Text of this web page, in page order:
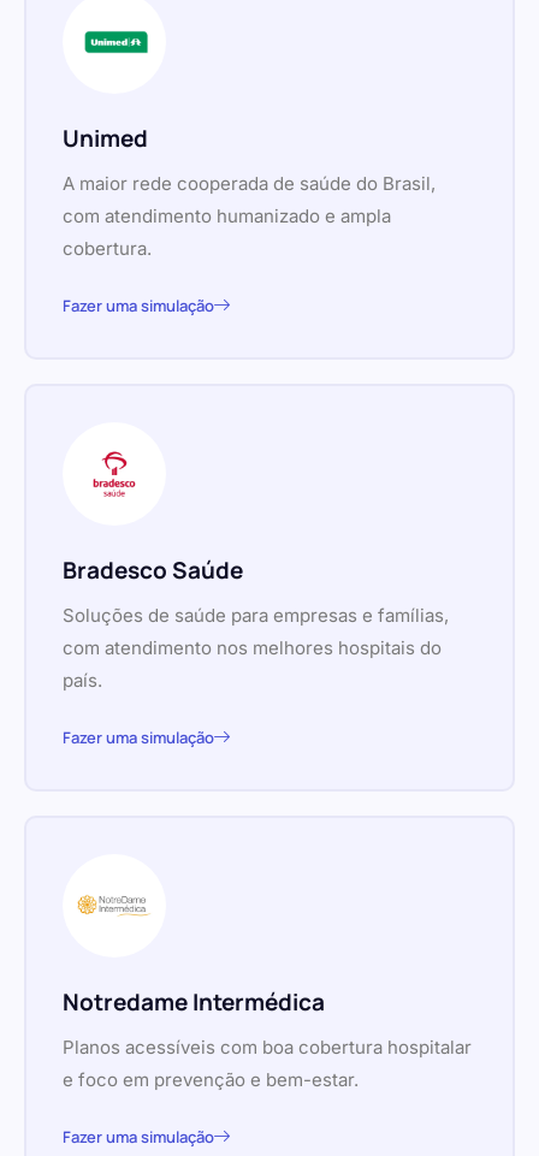
Unimed
A maior rede cooperada de saúde do Brasil,
com atendimento humanizado e ampla
cobertura.
Fazer uma simulação
Bradesco Saúde
Soluções de saúde para empresas e famílias,
com atendimento nos melhores hospitais do
país.
Fazer uma simulação
Notredame Intermédica
Planos acessíveis com boa cobertura hospitalar
e foco em prevenção e bem-estar.
Fazer uma simulação